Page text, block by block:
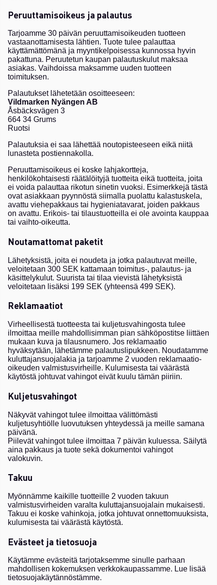
Peruuttamisoikeus ja palautus
Tarjoamme 30 päivän peruuttamisoikeuden tuotteen
vastaanottamisesta lähtien. Tuote tulee palauttaa
käyttämättömänä ja myyntikelpoisessa kunnossa hyvin
pakattuna. Peruutetun kaupan palautuskulut maksaa
asiakas. Vaihdoissa maksamme uuden tuotteen
toimituksen.
Palautukset lähetetään osoitteeseen:
Vildmarken Nyängen AB
Åsbäcksvägen 3
664 34 Grums
Ruotsi
Palautuksia ei saa lähettää noutopisteeseen eikä niitä
lunasteta postiennakolla.
Peruuttamisoikeus ei koske lahjakortteja,
henkilökohtaisesti räätälöityjä tuotteita eikä tuotteita, joita
ei voida palauttaa rikotun sinetin vuoksi. Esimerkkejä tästä
ovat asiakkaan pyynnöstä siimalla puolattu kalastuskela,
avattu viehepakkaus tai hygieniatavarat, joiden pakkaus
on avattu. Erikois- tai tilaustuotteilla ei ole avointa kauppaa
tai vaihto-oikeutta.
Noutamattomat paketit
Lähetyksistä, joita ei noudeta ja jotka palautuvat meille,
veloitetaan 300 SEK kattamaan toimitus-, palautus- ja
käsittelykulut. Suurista tai tilaa vievistä lähetyksistä
veloitetaan lisäksi 199 SEK (yhteensä 499 SEK).
Reklamaatiot
Virheellisestä tuotteesta tai kuljetusvahingosta tulee
ilmoittaa meille mahdollisimman pian sähköpostitse liittäen
mukaan kuva ja tilausnumero. Jos reklamaatio
hyväksytään, lähetämme palautuslipukkeen. Noudatamme
kuluttajansuojalakia ja tarjoamme 2 vuoden reklamaatio-
oikeuden valmistusvirheille. Kulumisesta tai väärästä
käytöstä johtuvat vahingot eivät kuulu tämän piiriin.
Kuljetusvahingot
Näkyvät vahingot tulee ilmoittaa välittömästi
kuljetusyhtiölle luovutuksen yhteydessä ja meille samana
päivänä.
Piilevät vahingot tulee ilmoittaa 7 päivän kuluessa. Säilytä
aina pakkaus ja tuote sekä dokumentoi vahingot
valokuvin.
Takuu
Myönnämme kaikille tuotteille 2 vuoden takuun
valmistusvirheiden varalta kuluttajansuojalain mukaisesti.
Takuu ei koske vahinkoja, jotka johtuvat onnettomuuksista,
kulumisesta tai väärästä käytöstä.
Evästeet ja tietosuoja
Käytämme evästeitä tarjotaksemme sinulle parhaan
mahdollisen kokemuksen verkkokaupassamme. Lue lisää
tietosuojakäytännöstämme.